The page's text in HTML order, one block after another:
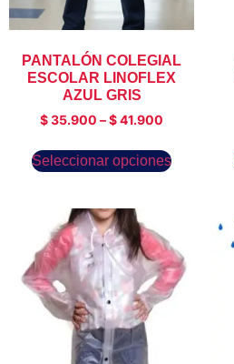
PANTALÓN COLEGIAL
ESCOLAR LINOFLEX
AZUL GRIS
$35.900 –$41.900
Seleccionar opciones